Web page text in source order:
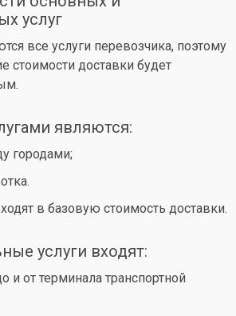
услуг
все услуги перевозчика, поэтому
стоимости доставки будет
являются:
городами;
в базовую стоимость доставки.
услуги входят:
и от терминала транспортной